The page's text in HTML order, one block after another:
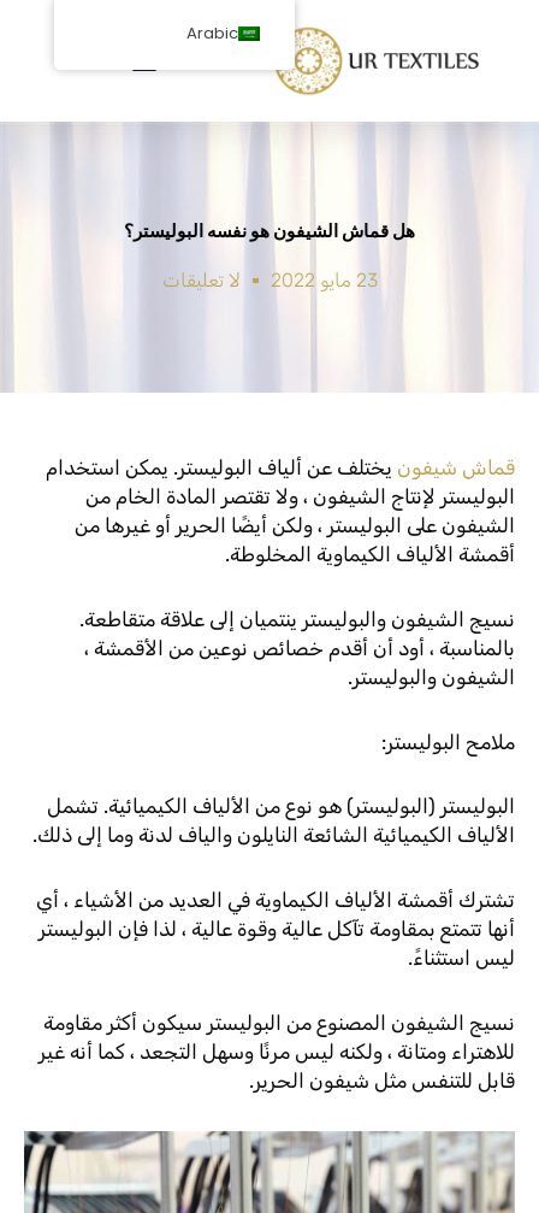
المحتوى
هل قماش الشيفون هو نفسه البوليستر؟
23 مايو 2022 لا تعليقات
قماش شيفون يختلف عن ألياف البوليستر. يمكن استخدام
البوليستر لإنتاج الشيفون ، ولا تقتصر المادة الخام من
الشيفون على البوليستر ، ولكن أيضًا الحرير أو غيرها من
أقمشة الألياف الكيماوية المخلوطة.
نسيج الشيفون والبوليستر ينتميان إلى علاقة متقاطعة.
بالمناسبة ، أود أن أقدم خصائص نوعين من الأقمشة ،
الشيفون والبوليستر.
ملامح البوليستر:
البوليستر (البوليستر) هو نوع من الألياف الكيميائية. تشمل
الألياف الكيميائية الشائعة النايلون والياف لدنة وما إلى ذلك.
تشترك أقمشة الألياف الكيماوية في العديد من الأشياء ، أي
أنها تتمتع بمقاومة تآكل عالية وقوة عالية ، لذا فإن البوليستر
ليس استثناءً.
نسيج الشيفون المصنوع من البوليستر سيكون أكثر مقاومة
للاهتراء ومتانة ، ولكنه ليس مرنًا وسهل التجعد ، كما أنه غير
قابل للتنفس مثل شيفون الحرير.
Arabic